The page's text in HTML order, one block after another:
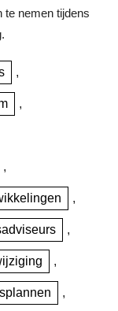
te nemen tijdens
,
,
,
,
,
,
,